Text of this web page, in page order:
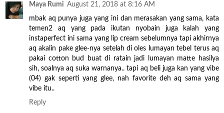
Maya Rumi August 21, 2018 at 8:16 AM
mbak aq punya juga yang ini dan merasakan yang sama, kata
temen2 aq yang pada ikutan nyobain juga kalah yang
instaperfect ini sama yang lip cream sebelumnya tapi akhirnya
aq akalin pake glee-nya setelah di oles lumayan tebel terus aq
pakai cotton bud buat di ratain jadi lumayan matte hasilya
sih, soalnya aq suka warnanya.. tapi aq beli juga kan yang vibe
(04) gak seperti yang glee, nah favorite deh aq sama yang
vibe itu..
Reply